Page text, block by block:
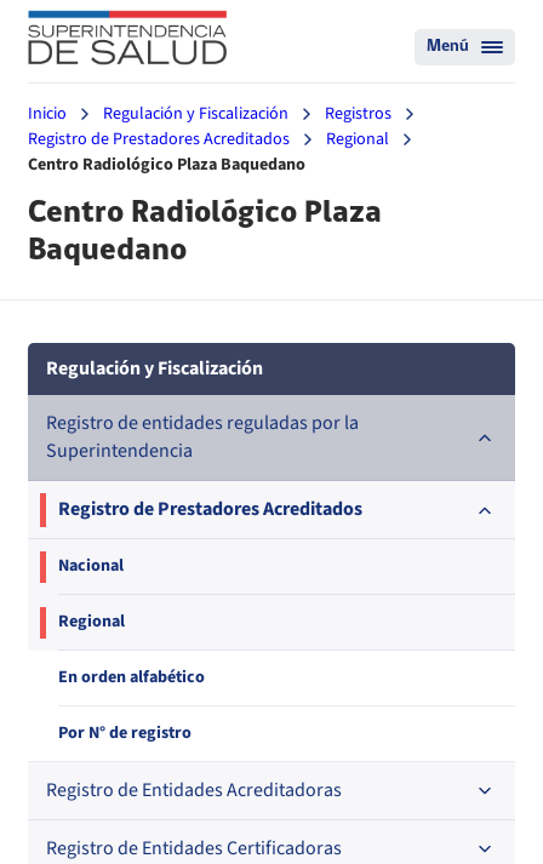
Menú
Inicio Regulación y Fiscalización
Registros
Registro de Prestadores Acreditados
Regional
Centro Radiológico Plaza Baquedano
Centro Radiológico Plaza
Baquedano
Regulación y Fiscalización
Registro de entidades reguladas por la
Superintendencia
Registro de Prestadores Acreditados
Nacional
Regional
En orden alfabético
Por N° de registro
Registro de Entidades Acreditadoras
En orden alfabético
Registro de Entidades Certificadoras